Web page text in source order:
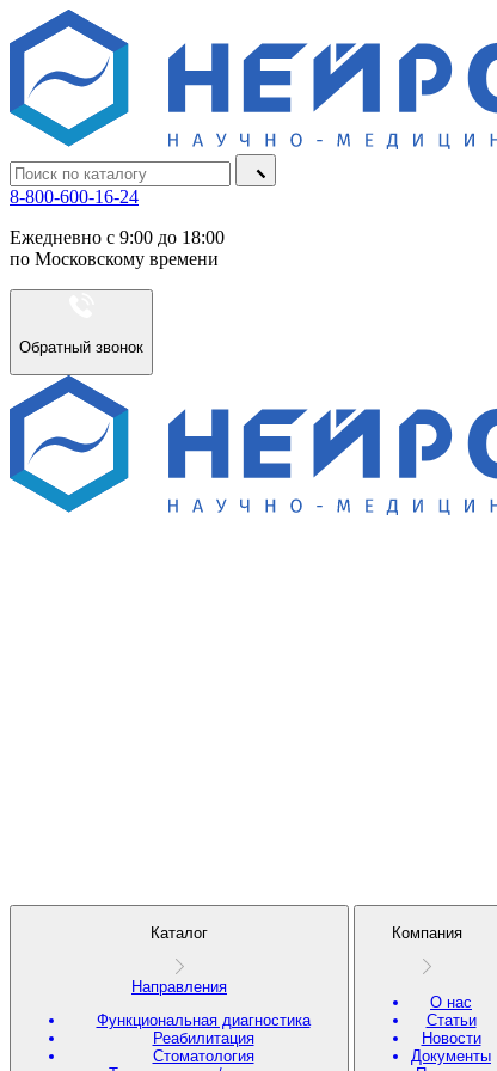
8-800-600-16-24
Ежедневно с 9:00 до 18:00
по Московскому времени
Обратный звонок
Каталог
Направления
Функциональная диагностика
Реабилитация
Стоматология
Компания
О нас
Статьи
Новости
Документы